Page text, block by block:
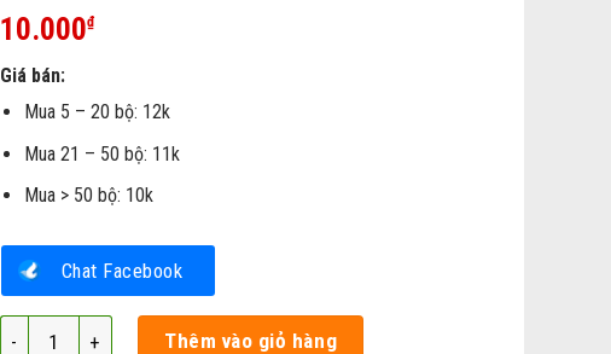
10.000₫
Giá bán:
Mua 5 – 20 bộ: 12k
Mua 21 – 50 bộ: 11k
Mua > 50 bộ: 10k
Chat Facebook
Đồ Chơi Cho Mèo - Mã DCCM104 số lượng
Thêm vào giỏ hàng